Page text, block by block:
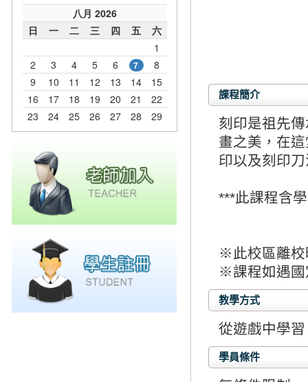
課程簡介
刻印是祖先
畫之美，在
印以及刻印
***此課程含
※此校區離
※課程如遇
教學方式
從遊戲中學
學員條件